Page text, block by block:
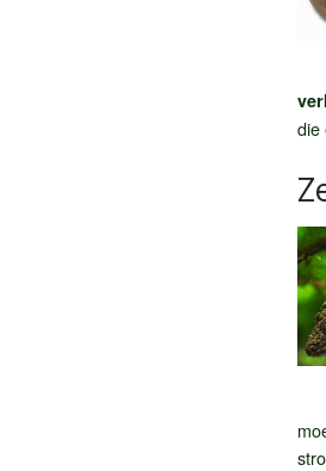
die